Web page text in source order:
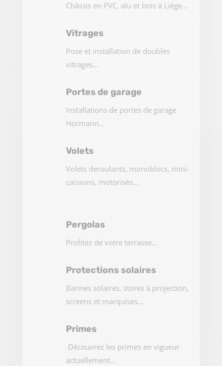
Châssis en PVC, alu et bois à Liège…
Vitrages
Pose et installation de doubles
vitrages…
Portes de garage
Installations de portes de garage
Hormann…
Volets
Volets deroulants, monoblocs, mini-
caissons, motorisés…
Pergolas
Profitez de votre terrasse…
Protections solaires
Bannes solaires, stores à projection,
screens et marquises…
Primes
Découvrez les primes en vigueur
actuellement…